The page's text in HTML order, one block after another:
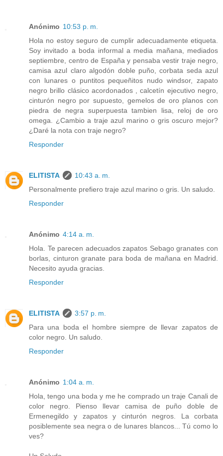
Anónimo 10:53 p. m.
Hola no estoy seguro de cumplir adecuadamente etiqueta.
Soy invitado a boda informal a media mañana, mediados
septiembre, centro de España y pensaba vestir traje negro,
camisa azul claro algodón doble puño, corbata seda azul
con lunares o puntitos pequeñitos nudo windsor, zapato
negro brillo clásico acordonados , calcetín ejecutivo negro,
cinturón negro por supuesto, gemelos de oro planos con
piedra de negra superpuesta tambien lisa, reloj de oro
omega. ¿Cambio a traje azul marino o gris oscuro mejor?
¿Daré la nota con traje negro?
Responder
ELITISTA
10:43 a. m.
Personalmente prefiero traje azul marino o gris. Un saludo.
Responder
Anónimo 4:14 a. m.
Hola. Te parecen adecuados zapatos Sebago granates con
borlas, cinturon granate para boda de mañana en Madrid.
Necesito ayuda gracias.
Responder
ELITISTA
3:57 p. m.
Para una boda el hombre siempre de llevar zapatos de
color negro. Un saludo.
Responder
Anónimo 1:04 a. m.
Hola, tengo una boda y me he comprado un traje Canali de
color negro. Pienso llevar camisa de puño doble de
Ermenegildo y zapatos y cinturón negros. La corbata
posiblemente sea negra o de lunares blancos... Tú como lo
ves?